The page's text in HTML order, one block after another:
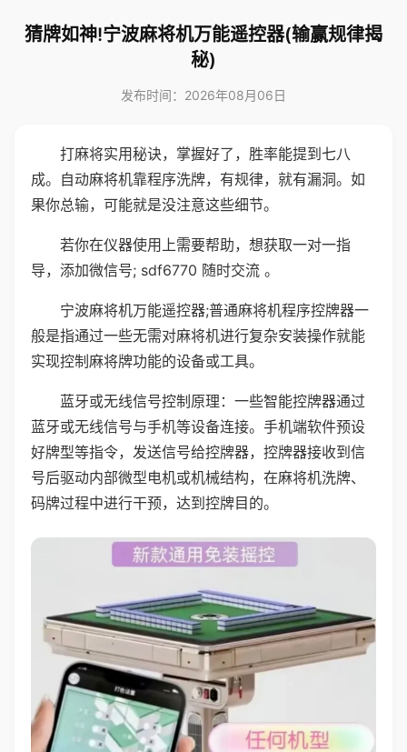
猜牌如神!宁波麻将机万能遥控器(输赢规律揭
秘)
发布时间：2026年08月06日
打麻将实用秘诀，掌握好了，胜率能提到七八
成。自动麻将机靠程序洗牌，有规律，就有漏洞。如
果你总输，可能就是没注意这些细节。
若你在仪器使用上需要帮助，想获取一对一指
导，添加微信号; sdf6770 随时交流 。
宁波麻将机万能遥控器;普通麻将机程序控牌器一
般是指通过一些无需对麻将机进行复杂安装操作就能
实现控制麻将牌功能的设备或工具。
蓝牙或无线信号控制原理：一些智能控牌器通过
蓝牙或无线信号与手机等设备连接。手机端软件预设
好牌型等指令，发送信号给控牌器，控牌器接收到信
号后驱动内部微型电机或机械结构，在麻将机洗牌、
码牌过程中进行干预，达到控牌目的。